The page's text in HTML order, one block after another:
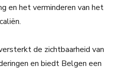
en het verminderen van het
de zichtbaarheid van
en biedt Belgen een